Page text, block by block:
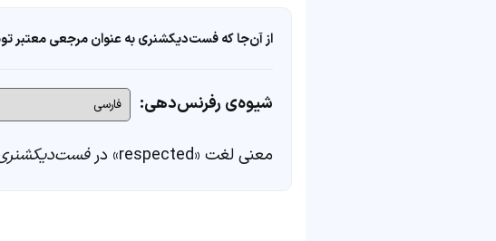
از آن‌جا که فست‌دیکشنری به عنوان مرجعی معتبر
شیوه‌ی رفرنس‌دهی:
معنی لغت «respected» در